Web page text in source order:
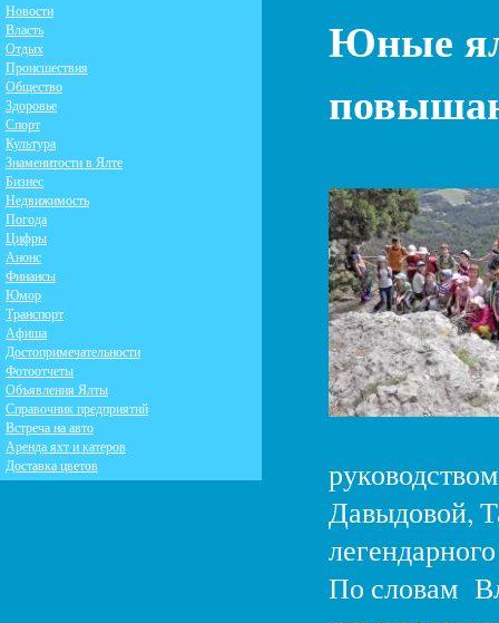
Юные
Давыдовой,
По словам
Новости
Власть
Отдых
Происшествия
Общество
Здоровье
Спорт
Культура
Знаменитости в Ялте
Бизнес
Недвижимость
Погода
Цифры
Анонс
Финансы
Юмор
Транспорт
Афиша
Достопримечательности
Фотоотчеты
Объявления Ялты
Справочник предприятий
Встреча на авто
Аренда яхт и катеров
Доставка цветов